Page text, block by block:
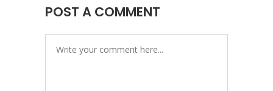
POST A COMMENT